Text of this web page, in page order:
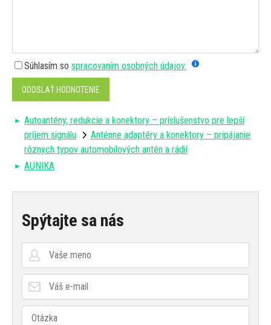
Súhlasím so spracovaním osobných údajov.
ODOSLAŤ HODNOTENIE
Autoantény, redukcie a konektory – príslušenstvo pre lepší
príjem signálu
Anténne adaptéry a konektory – pripájanie
rôznych typov automobilových antén a rádií
AUNIKA
Spýtajte sa nás